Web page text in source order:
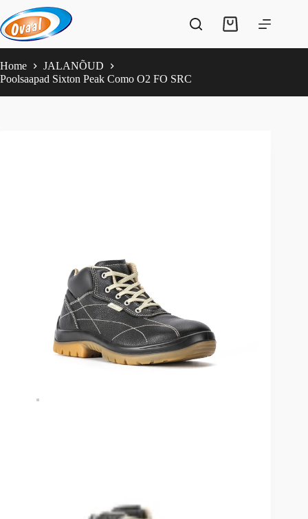
to
content
Shopping
Home
JALANÕUD
Poolsaapad Sixton Peak Como O2 FO SRC